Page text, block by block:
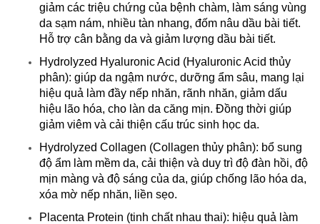
giảm các triệu chứng của bệnh chàm, làm sáng vùng
da sạm nám, nhiều tàn nhang, đốm nâu dầu bài tiết.
Hỗ trợ cân bằng da và giảm lượng dầu bài tiết.
Hydrolyzed Hyaluronic Acid (Hyaluronic Acid thủy
phân): giúp da ngậm nước, dưỡng ẩm sâu, mang lại
hiệu quả làm đầy nếp nhăn, rãnh nhăn, giảm dấu
hiệu lão hóa, cho làn da căng mịn. Đồng thời giúp
giảm viêm và cải thiện cấu trúc sinh học da.
Hydrolyzed Collagen (Collagen thủy phân): bổ sung
độ ẩm làm mềm da, cải thiện và duy trì độ đàn hồi, độ
mịn màng và độ sáng của da, giúp chống lão hóa da,
xóa mờ nếp nhăn, liền sẹo.
Placenta Protein (tinh chất nhau thai): hiệu quả làm